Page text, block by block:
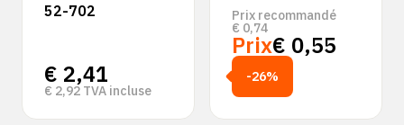
52-702
€ 2,41
€ 2,92 TVA incluse
Prix recommandé
€ 0,74
Prix€ 0,55
-26%